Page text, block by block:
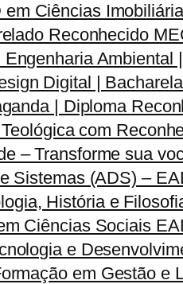
em Ciências
Reconhecido
Ambiental
Digital |
| Diploma
com
– Transforme sua
Sistemas (ADS) –
História e
Ciências Sociais
e
em Gestão e